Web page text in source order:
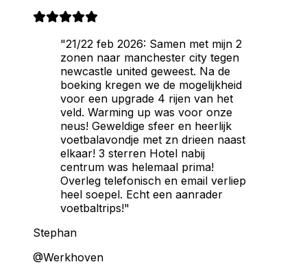
"21/22 feb 2026: Samen met mijn 2
zonen naar manchester city tegen
newcastle united geweest. Na de
boeking kregen we de mogelijkheid
voor een upgrade 4 rijen van het
veld. Warming up was voor onze
neus! Geweldige sfeer en heerlijk
voetbalavondje met zn drieen naast
elkaar! 3 sterren Hotel nabij
centrum was helemaal prima!
Overleg telefonisch en email verliep
heel soepel. Echt een aanrader
voetbaltrips!"
Stephan
@Werkhoven